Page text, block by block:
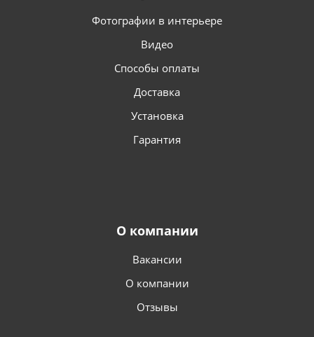
Фотографии в интерьере
Видео
Способы оплаты
Доставка
Установка
Гарантия
О компании
Вакансии
О компании
Отзывы